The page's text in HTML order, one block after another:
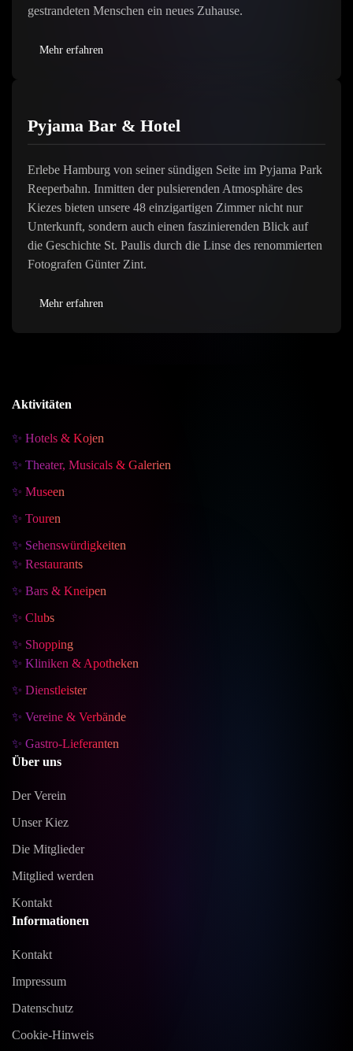
gestrandeten Menschen ein neues Zuhause.
Mehr erfahren
Pyjama Bar & Hotel
Erlebe Hamburg von seiner sündigen Seite im Pyjama Park
Reeperbahn. Inmitten der pulsierenden Atmosphäre des
Kiezes bieten unsere 48 einzigartigen Zimmer nicht nur
Unterkunft, sondern auch einen faszinierenden Blick auf
die Geschichte St. Paulis durch die Linse des renommierten
Fotografen Günter Zint.
Mehr erfahren
Aktivitäten
✨ Hotels & Kojen
✨ Theater, Musicals & Galerien
✨ Museen
✨ Touren
✨ Sehenswürdigkeiten
✨ Restaurants
✨ Bars & Kneipen
✨ Clubs
✨ Shopping
✨ Kliniken & Apotheken
✨ Dienstleister
✨ Vereine & Verbände
✨ Gastro-Lieferanten
Über uns
Der Verein
Unser Kiez
Die Mitglieder
Mitglied werden
Kontakt
Informationen
Kontakt
Impressum
Datenschutz
Cookie-Hinweis